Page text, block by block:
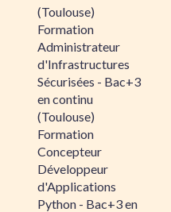
(Toulouse)
Formation
Administrateur
d'Infrastructures
Sécurisées - Bac+3
en continu
(Toulouse)
Formation
Concepteur
Développeur
d'Applications
Python - Bac+3 en